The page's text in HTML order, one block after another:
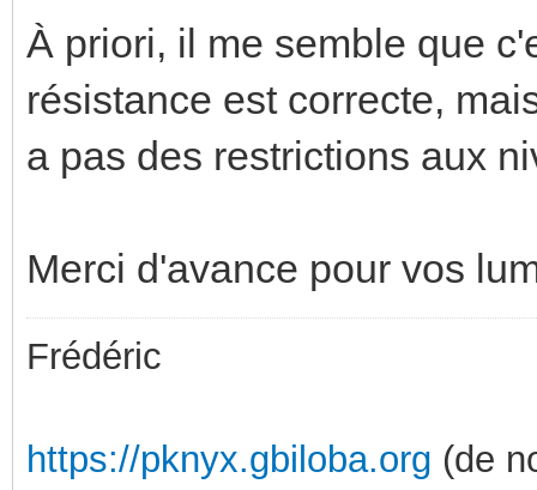
À priori, il me semble que
résistance est correcte,
a pas des restrictions aux
Merci d'avance pour vos
Frédéric
https://pknyx.gbiloba.org (de